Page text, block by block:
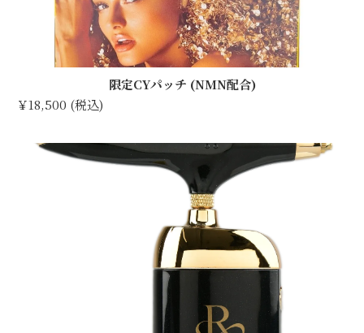
限定CYパッチ (NMN配合)
￥18,500 (税込)